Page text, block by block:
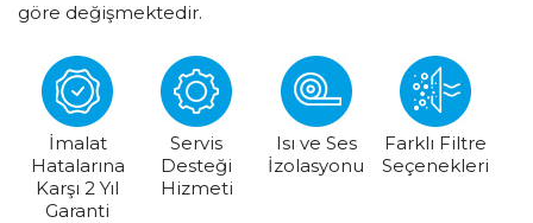
göre değişmektedir.
İmalat
Hatalarına
Karşı 2 Yıl
Garanti
Servis
Desteği
Hizmeti
Isı ve Ses
İzolasyonu
Farklı Filtre
Seçenekleri